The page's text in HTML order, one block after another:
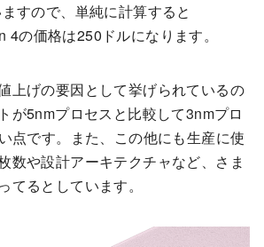
すので、単純に計算すると
の価格は250ドルになります。
上げの要因として挙げられているの
が5nmプロセスと比較して3nmプロ
点です。また、この他にも生産に使
数や設計アーキテクチャなど、さま
てるとしています。